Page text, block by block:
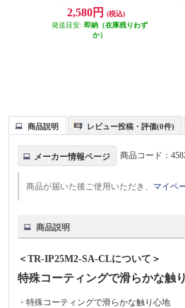
P25M2-GLS-GOAG
2,580円
(税込)
発送目安: 即納（在庫残りわず
か）
商品説明 レビュー投稿・評価(0件)
メーカー情報ページ 商品コード：
商品が届いた後ご使用いただき、 マイペ
商品説明
＜TR-IP25M2-SA-CLについて＞
特殊コーティングで滑らかな触
・特殊コーティングで滑らかな触り心地